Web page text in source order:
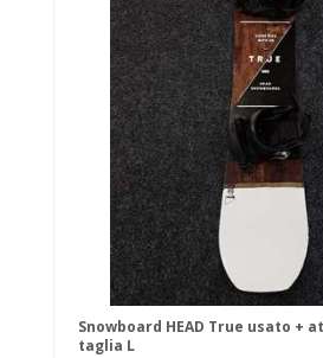
Snowboard HEAD True usato +
taglia L